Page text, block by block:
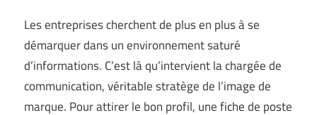
Les entreprises cherchent de plus en plus à se
démarquer dans un environnement saturé
d’informations. C’est là qu’intervient la chargée de
communication, véritable stratège de l’image de
marque. Pour attirer le bon profil, une fiche de poste